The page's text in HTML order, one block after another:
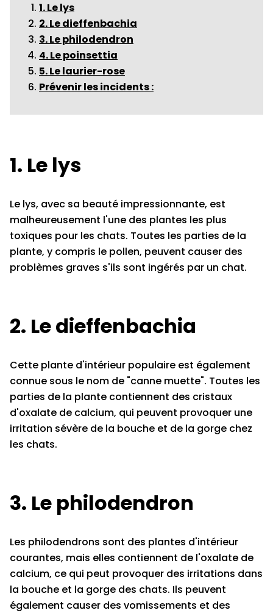
1. Le lys
2. Le dieffenbachia
3. Le philodendron
4. Le poinsettia
5. Le laurier-rose
Prévenir les incidents :
1. Le lys
Le lys, avec sa beauté impressionnante, est
malheureusement l'une des plantes les plus
toxiques pour les chats. Toutes les parties de la
plante, y compris le pollen, peuvent causer des
problèmes graves s'ils sont ingérés par un chat.
2. Le dieffenbachia
Cette plante d'intérieur populaire est également
connue sous le nom de "canne muette". Toutes les
parties de la plante contiennent des cristaux
d'oxalate de calcium, qui peuvent provoquer une
irritation sévère de la bouche et de la gorge chez
les chats.
3. Le philodendron
Les philodendrons sont des plantes d'intérieur
courantes, mais elles contiennent de l'oxalate de
calcium, ce qui peut provoquer des irritations dans
la bouche et la gorge des chats. Ils peuvent
également causer des vomissements et des